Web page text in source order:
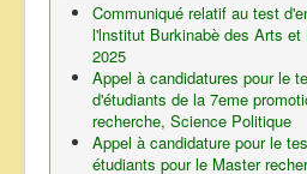
Communiqué relatif au test
l'lnstitut Burkinabè des Arts
2025
Appel à candidatures pour le
d'étudiants de la 7eme
recherche, Science Politique
Appel à candidature pour le
étudiants pour le Master